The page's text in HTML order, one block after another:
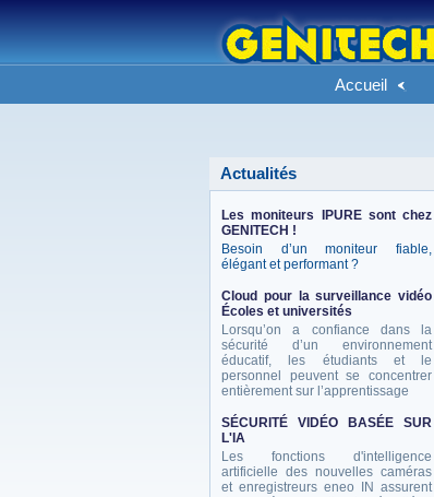
Accueil
Actualités
Les moniteurs IPURE sont chez
GENITECH !
Besoin d’un moniteur fiable,
élégant et performant ?
Cloud pour la surveillance vidéo
Écoles et universités
Lorsqu’on a confiance dans la
sécurité d’un environnement
éducatif, les étudiants et le
personnel peuvent se concentrer
entièrement sur l’apprentissage
SÉCURITÉ VIDÉO BASÉE SUR
L'IA
Les fonctions d'intelligence
artificielle des nouvelles caméras
et enregistreurs eneo IN assurent